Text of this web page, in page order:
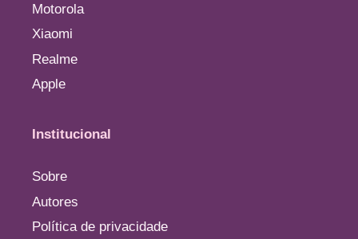
Motorola
Xiaomi
Realme
Apple
Institucional
Sobre
Autores
Política de privacidade